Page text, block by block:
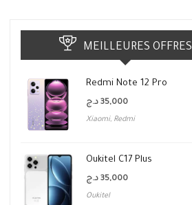
MEILLEURES OFFRES
Redmi Note 12 Pro
35,000 د.ج
Xiaomi, Redmi
Oukitel C17 Plus
35,000 د.ج
Oukitel